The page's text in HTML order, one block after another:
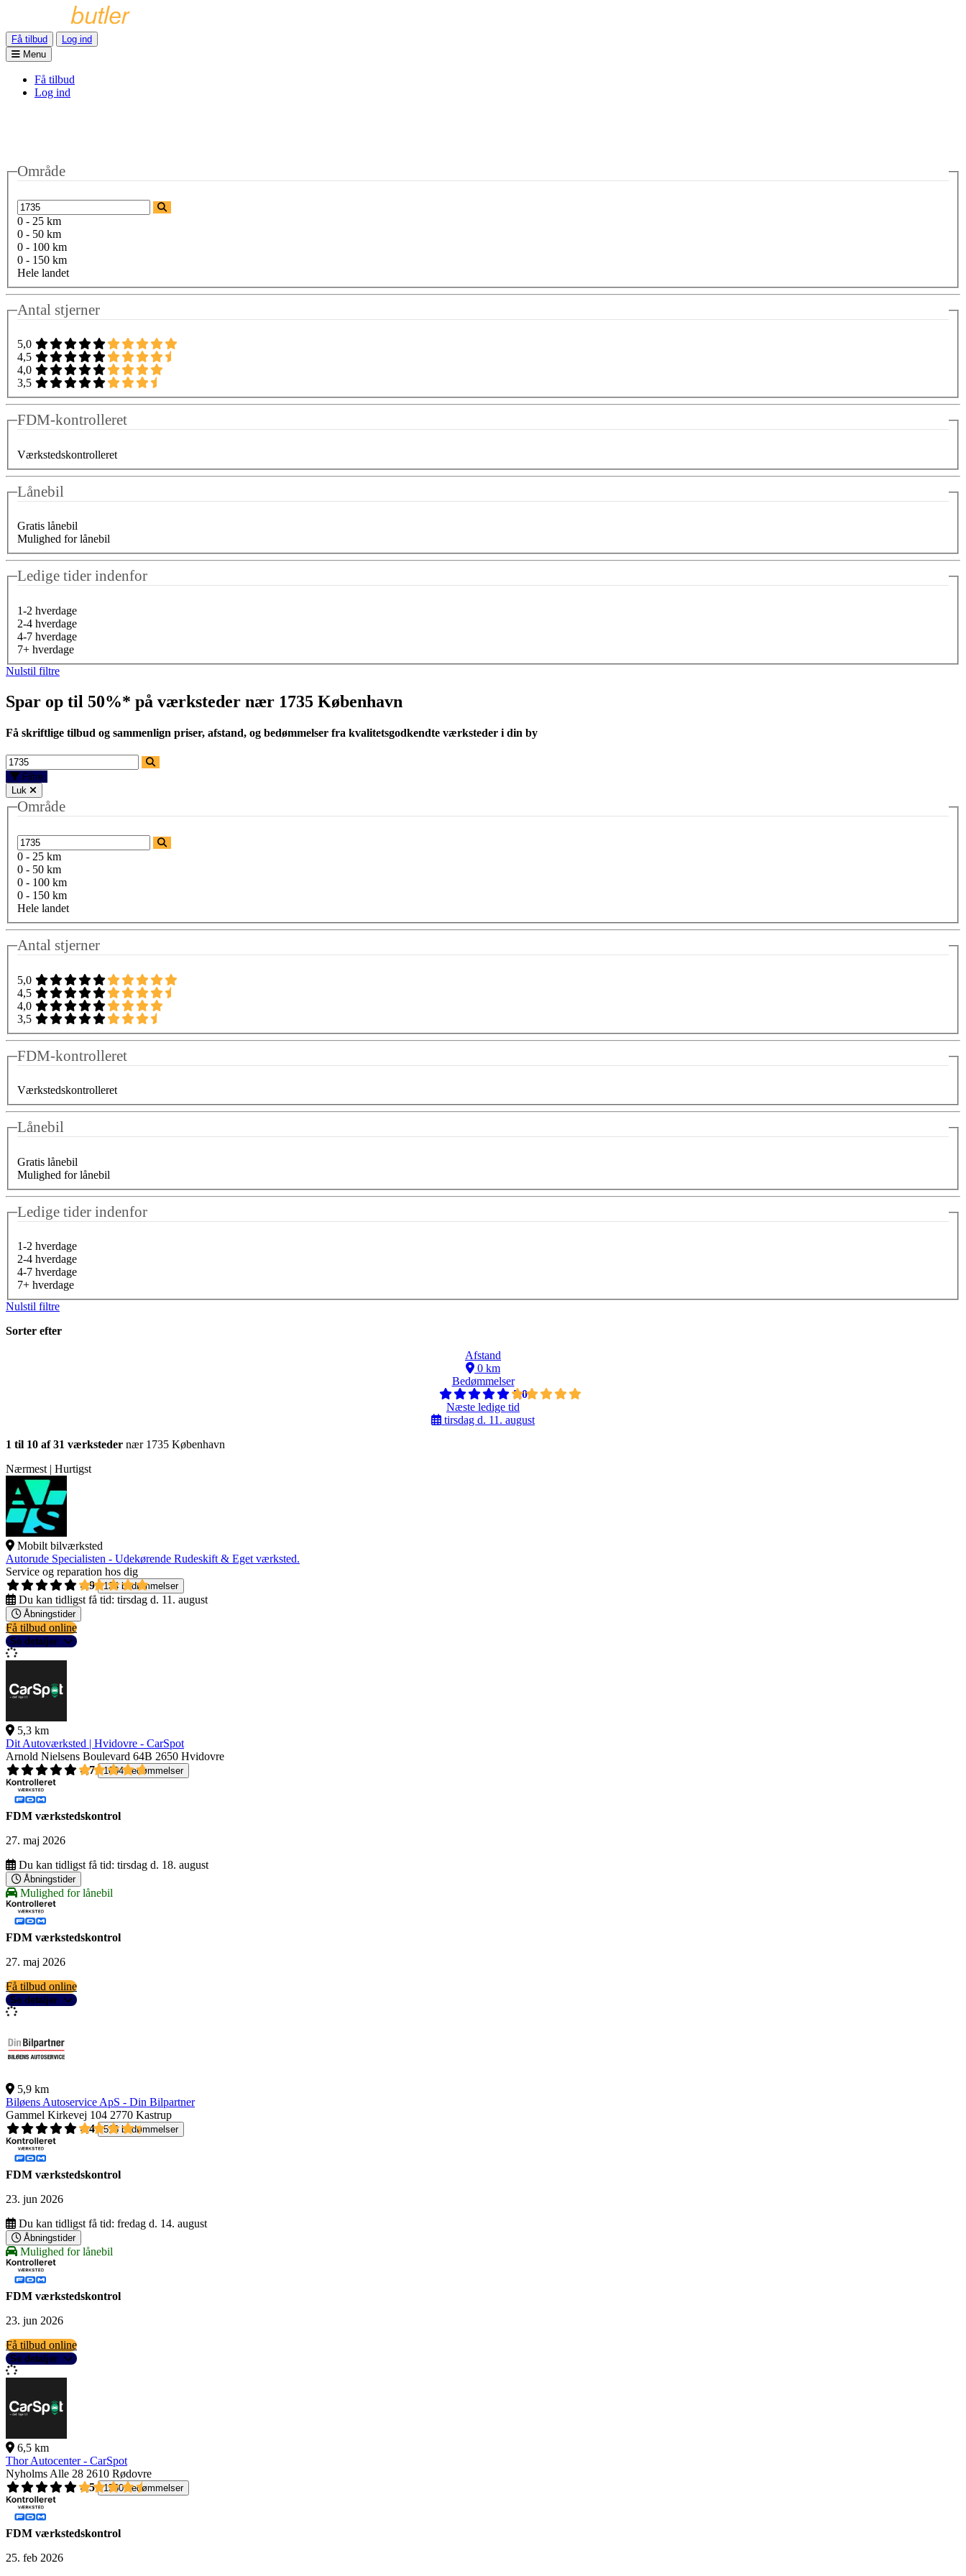
Få tilbud
Log ind
Menu
Få tilbud
Log ind
Område
0 - 25 km
0 - 50 km
0 - 100 km
0 - 150 km
Hele landet
Antal stjerner
5,0
4,5
4,0
3,5
FDM-kontrolleret
Værkstedskontrolleret
Lånebil
Gratis lånebil
Mulighed for lånebil
Ledige tider indenfor
1-2 hverdage
2-4 hverdage
4-7 hverdage
7+ hverdage
Nulstil filtre
Spar op til 50%* på værksteder nær 1735 København
Få skriftlige tilbud og sammenlign priser, afstand, og bedømmelser fra kvalitetsgodkendte værksteder i din by
Filtre
Luk
Område
0 - 25 km
0 - 50 km
0 - 100 km
0 - 150 km
Hele landet
Antal stjerner
5,0
4,5
4,0
3,5
FDM-kontrolleret
Værkstedskontrolleret
Lånebil
Gratis lånebil
Mulighed for lånebil
Ledige tider indenfor
1-2 hverdage
2-4 hverdage
4-7 hverdage
7+ hverdage
Nulstil filtre
Sorter efter
Afstand
0 km
Bedømmelser
5,0
Næste ledige tid
tirsdag d. 11. august
1 til 10 af 31 værksteder nær 1735 København
Nærmest | Hurtigst
Mobilt bilværksted
Autorude Specialisten - Udekørende Rudeskift & Eget værksted.
Service og reparation hos dig
4,9
134 bedømmelser
Du kan tidligst få tid: tirsdag d. 11. august
Åbningstider
Få tilbud online
Se detaljer
5,3 km
Dit Autoværksted | Hvidovre - CarSpot
Arnold Nielsens Boulevard 64B 2650 Hvidovre
4,7
1004 bedømmelser
FDM værkstedskontrol
27. maj 2026
Du kan tidligst få tid: tirsdag d. 18. august
Åbningstider
Mulighed for lånebil
FDM værkstedskontrol
27. maj 2026
Få tilbud online
Se detaljer
5,9 km
Biløens Autoservice ApS - Din Bilpartner
Gammel Kirkevej 104 2770 Kastrup
4,4
516 bedømmelser
FDM værkstedskontrol
23. jun 2026
Du kan tidligst få tid: fredag d. 14. august
Åbningstider
Mulighed for lånebil
FDM værkstedskontrol
23. jun 2026
Få tilbud online
Se detaljer
6,5 km
Thor Autocenter - CarSpot
Nyholms Alle 28 2610 Rødovre
4,5
1560 bedømmelser
FDM værkstedskontrol
25. feb 2026